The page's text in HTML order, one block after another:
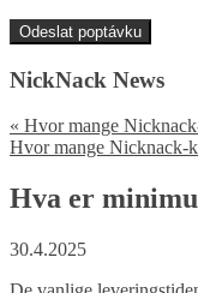
NickNack News
« Hvor mange
Hvor mange Nicknack-
Hva er
30.4.2025